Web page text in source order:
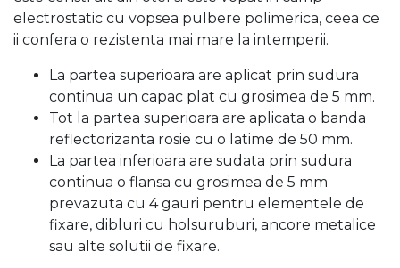
electrostatic cu vopsea pulbere polimerica, ceea ce
ii confera o rezistenta mai mare la intemperii.
La partea superioara are aplicat prin sudura
continua un capac plat cu grosimea de 5 mm.
Tot la partea superioara are aplicata o banda
reflectorizanta rosie cu o latime de 50 mm.
La partea inferioara are sudata prin sudura
continua o flansa cu grosimea de 5 mm
prevazuta cu 4 gauri pentru elementele de
fixare, dibluri cu holsuruburi, ancore metalice
sau alte solutii de fixare.